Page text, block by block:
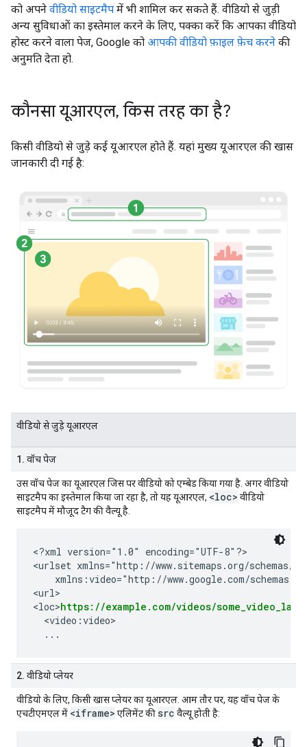
को अपने वीडियो साइटमैप में भी शामिल कर सकते हैं. वीडियो से जुड़ी
अन्य सुविधाओं का इस्तेमाल करने के लिए, पक्का करें कि आपका वीडियो
होस्ट करने वाला पेज, Google को आपकी वीडियो फ़ाइल फ़ेच करने की
अनुमति देता हो.
कौनसा यूआरएल, किस तरह का है?
किसी वीडियो से जुड़े कई यूआरएल होते हैं. यहां मुख्य यूआरएल की खास
जानकारी दी गई है:
वीडियो से जुड़े यूआरएल
1. वॉच पेज
उस वॉच पेज का यूआरएल जिस पर वीडियो को एम्बेड किया गया है. अगर वीडियो
साइटमैप का इस्तेमाल किया जा रहा है, तो यह यूआरएल, <loc> वीडियो
साइटमैप में मौजूद टैग की वैल्यू है.
<?xml version="1.0" encoding="UTF-8"?>
<urlset xmlns="http://www.sitemaps.org/schemas/
xmlns:video="http://www.google.com/schemas/
<url>
<loc>https://example.com/videos/
  <video:video>
2. वीडियो प्लेयर
वीडियो के लिए, किसी खास प्लेयर का यूआरएल. आम तौर पर, यह वॉच पेज के
एचटीएमएल में <iframe> एलिमेंट की src वैल्यू होती है: